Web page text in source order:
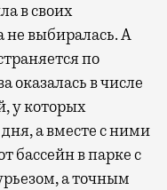
в своих
не выбиралась. А
по
в числе
у которых
а вместе с ними
бассейн в парке с
а точным